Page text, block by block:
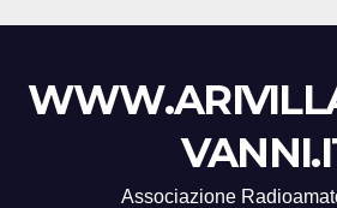
Associazione